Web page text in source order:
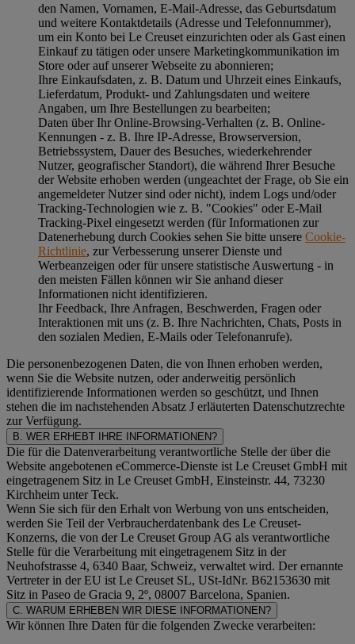
den Namen, Vornamen, E-Mail-Adresse, das Geburtsdatum
und weitere Kontaktdetails (Adresse und Telefonnummer),
um ein Konto bei Le Creuset einzurichten oder als Gast einen
Einkauf zu tätigen oder unsere Marketingkommunikation im
Store oder auf unserer Webseite zu abonnieren;
Ihre Einkaufsdaten, z. B. Datum und Uhrzeit eines Einkaufs,
Lieferdatum, Produkt- und Zahlungsdaten und weitere
Angaben, um Ihre Bestellungen zu bearbeiten;
Daten über Ihr Online-Browsing-Verhalten (z. B. Online-
Kennungen - z. B. Ihre IP-Adresse, Browserversion,
Betriebssystem, Dauer des Besuches, wiederkehrender
Nutzer, geografischer Standort), die während Ihrer Besuche
der Website erhoben werden (ungeachtet der Frage, ob Sie ein
angemeldeter Nutzer sind oder nicht), indem Logs und/oder
Tracking-Technologien wie z. B. "Cookies" oder E-Mail
Tracking-Pixel eingesetzt werden (für Informationen zur
Datenerhebung durch Cookies sehen Sie bitte unsere Cookie-
Richtlinie, zur Verbesserung unserer Dienste und
Werbeanzeigen oder für unsere statistische Auswertung - in
den meisten Fällen können wir Sie anhand dieser
Informationen nicht identifizieren.
Ihr Feedback, Ihre Anfragen, Beschwerden, Fragen oder
Interaktionen mit uns (z. B. Ihre Nachrichten, Chats, Posts in
den sozialen Medien, E-Mails oder Telefonanrufe).
Die personenbezogenen Daten, die von Ihnen erhoben werden,
wenn Sie die Website nutzen, oder anderweitig persönlich
identifizierende Informationen werden so geschützt, und Ihnen
stehen die im nachstehenden Absatz J erläuterten Datenschutzrechte
zur Verfügung.
B. WER ERHEBT IHRE INFORMATIONEN?
Die für die Datenverarbeitung verantwortliche Stelle der über die
Website angebotenen eCommerce-Dienste ist Le Creuset GmbH mit
eingetragenem Sitz in Le Creuset GmbH, Einsteinstr. 44, 73230
Kirchheim unter Teck.
Wenn Sie sich für den Erhalt von Werbung von uns entscheiden,
werden Sie Teil der Verbraucherdatenbank des Le Creuset-
Konzerns, die von der Le Creuset Group AG als verantwortliche
Stelle für die Verarbeitung mit eingetragenem Sitz in der
Neuhofstrasse 4, 6340 Baar, Schweiz, verwaltet wird. Der ernannte
Vertreter in der EU ist Le Creuset SL, USt-IdNr. B62153630 mit
Sitz in Paseo de Gracia 9, 2º, 08007 Barcelona, Spanien.
C. WARUM ERHEBEN WIR DIESE INFORMATIONEN?
Wir können Ihre Daten für die folgenden Zwecke verarbeiten: